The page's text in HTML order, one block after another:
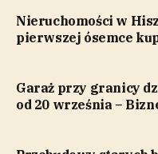
Nieruchomości w
pierwszej ósemce
Garaż przy granicy
od 20 września –